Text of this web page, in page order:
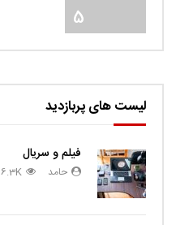
5
لیست های پربازدید
فیلم و سریال
حامد 6.3K